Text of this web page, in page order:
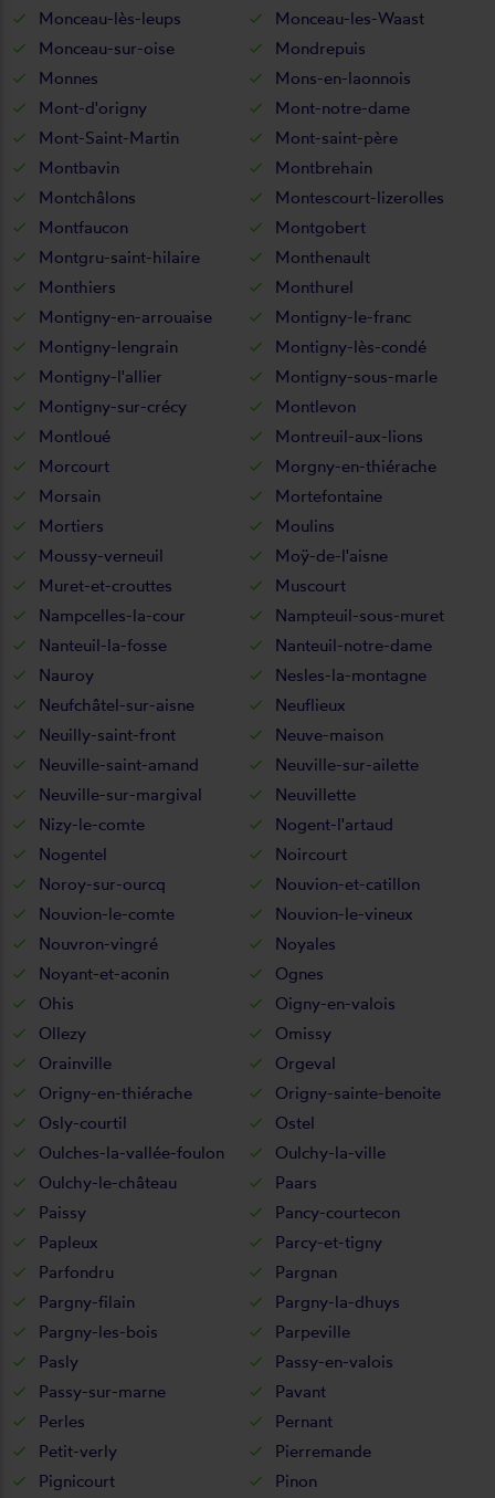
Monceau-lès-leups
Monceau-les-Waast
Monceau-sur-oise
Mondrepuis
Monnes
Mons-en-laonnois
Mont-d'origny
Mont-notre-dame
Mont-Saint-Martin
Mont-saint-père
Montbavin
Montbrehain
Montchâlons
Montescourt-lizerolles
Montfaucon
Montgobert
Montgru-saint-hilaire
Monthenault
Monthiers
Monthurel
Montigny-en-arrouaise
Montigny-le-franc
Montigny-lengrain
Montigny-lès-condé
Montigny-l'allier
Montigny-sous-marle
Montigny-sur-crécy
Montlevon
Montloué
Montreuil-aux-lions
Morcourt
Morgny-en-thiérache
Morsain
Mortefontaine
Mortiers
Moulins
Moussy-verneuil
Moÿ-de-l'aisne
Muret-et-crouttes
Muscourt
Nampcelles-la-cour
Nampteuil-sous-muret
Nanteuil-la-fosse
Nanteuil-notre-dame
Nauroy
Nesles-la-montagne
Neufchâtel-sur-aisne
Neuflieux
Neuilly-saint-front
Neuve-maison
Neuville-saint-amand
Neuville-sur-ailette
Neuville-sur-margival
Neuvillette
Nizy-le-comte
Nogent-l'artaud
Nogentel
Noircourt
Noroy-sur-ourcq
Nouvion-et-catillon
Nouvion-le-comte
Nouvion-le-vineux
Nouvron-vingré
Noyales
Noyant-et-aconin
Ognes
Ohis
Oigny-en-valois
Ollezy
Omissy
Orainville
Orgeval
Origny-en-thiérache
Origny-sainte-benoite
Osly-courtil
Ostel
Oulches-la-vallée-foulon
Oulchy-la-ville
Oulchy-le-château
Paars
Paissy
Pancy-courtecon
Papleux
Parcy-et-tigny
Parfondru
Pargnan
Pargny-filain
Pargny-la-dhuys
Pargny-les-bois
Parpeville
Pasly
Passy-en-valois
Passy-sur-marne
Pavant
Perles
Pernant
Petit-verly
Pierremande
Pignicourt
Pinon